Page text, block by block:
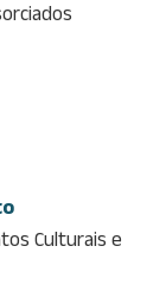
Culturais e